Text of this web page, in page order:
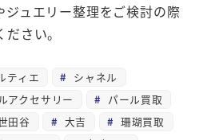
ジュエリー整理をご検討の際
さい。
ティエ
シャネル
アクセサリー
パール買取
田谷 大吉
珊瑚買取